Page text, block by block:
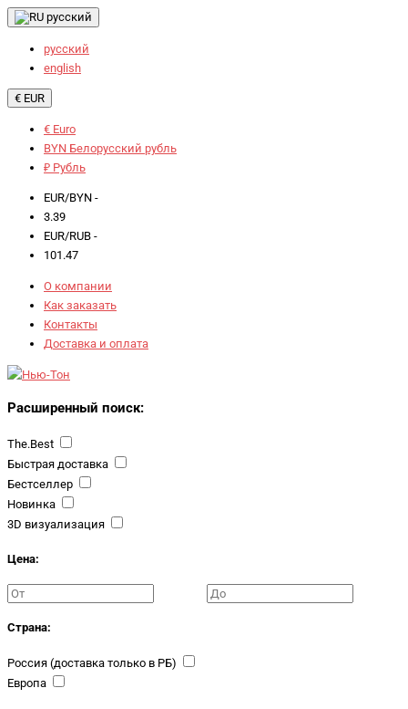
русский
русский
english
€ EUR
€ Euro
BYN Белорусский рубль
₽ Рубль
EUR/BYN -
3.39
EUR/RUB -
101.47
О компании
Как заказать
Контакты
Доставка и оплата
Расширенный поиск:
The.Best
Быстрая доставка
Бестселлер
Новинка
3D визуализация
Цена:
Страна:
Россия (доставка только в РБ)
Европа